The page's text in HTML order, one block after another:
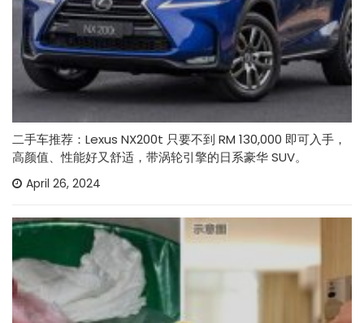
二手车推荐：Lexus NX200t 只要不到 RM 130,000 即可入手，
高颜值、性能好又舒适，带涡轮引擎的日系豪华 SUV。
April 26, 2024